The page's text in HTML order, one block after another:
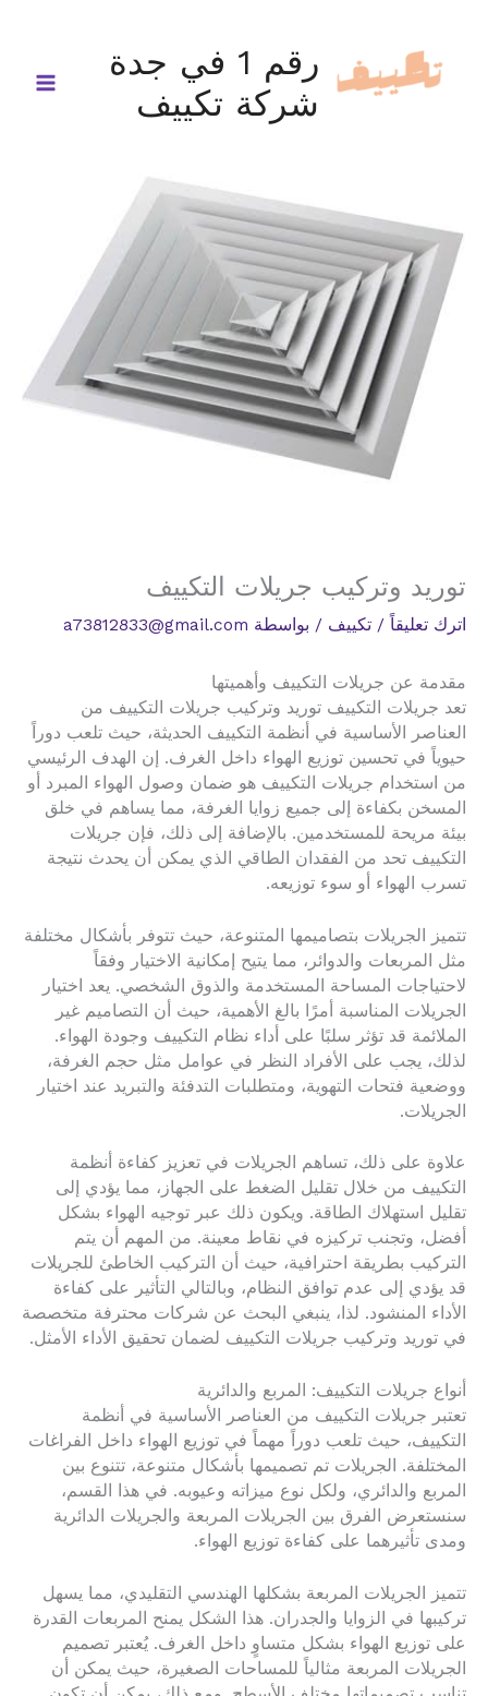
المحتوى
رقم 1 في جدة
شركة تكييف
توريد وتركيب جريلات التكييف
اترك تعليقاً / تكييف / بواسطة a73812833@gmail.com
مقدمة عن جريلات التكييف وأهميتها
تعد جريلات التكييف توريد وتركيب جريلات التكييف من
العناصر الأساسية في أنظمة التكييف الحديثة، حيث تلعب دوراً
حيوياً في تحسين توزيع الهواء داخل الغرف. إن الهدف الرئيسي
من استخدام جريلات التكييف هو ضمان وصول الهواء المبرد أو
المسخن بكفاءة إلى جميع زوايا الغرفة، مما يساهم في خلق
بيئة مريحة للمستخدمين. بالإضافة إلى ذلك، فإن جريلات
التكييف تحد من الفقدان الطاقي الذي يمكن أن يحدث نتيجة
تسرب الهواء أو سوء توزيعه.
تتميز الجريلات بتصاميمها المتنوعة، حيث تتوفر بأشكال مختلفة
مثل المربعات والدوائر، مما يتيح إمكانية الاختيار وفقاً
لاحتياجات المساحة المستخدمة والذوق الشخصي. يعد اختيار
الجريلات المناسبة أمرًا بالغ الأهمية، حيث أن التصاميم غير
الملائمة قد تؤثر سلبًا على أداء نظام التكييف وجودة الهواء.
لذلك، يجب على الأفراد النظر في عوامل مثل حجم الغرفة،
ووضعية فتحات التهوية، ومتطلبات التدفئة والتبريد عند اختيار
الجريلات.
علاوة على ذلك، تساهم الجريلات في تعزيز كفاءة أنظمة
التكييف من خلال تقليل الضغط على الجهاز، مما يؤدي إلى
تقليل استهلاك الطاقة. ويكون ذلك عبر توجيه الهواء بشكل
أفضل، وتجنب تركيزه في نقاط معينة. من المهم أن يتم
التركيب بطريقة احترافية، حيث أن التركيب الخاطئ للجريلات
قد يؤدي إلى عدم توافق النظام، وبالتالي التأثير على كفاءة
الأداء المنشود. لذا، ينبغي البحث عن شركات محترفة متخصصة
في توريد وتركيب جريلات التكييف لضمان تحقيق الأداء الأمثل.
أنواع جريلات التكييف: المربع والدائرية
تعتبر جريلات التكييف من العناصر الأساسية في أنظمة
التكييف، حيث تلعب دوراً مهماً في توزيع الهواء داخل الفراغات
المختلفة. الجريلات تم تصميمها بأشكال متنوعة، تتنوع بين
المربع والدائري، ولكل نوع ميزاته وعيوبه. في هذا القسم،
سنستعرض الفرق بين الجريلات المربعة والجريلات الدائرية
ومدى تأثيرهما على كفاءة توزيع الهواء.
تتميز الجريلات المربعة بشكلها الهندسي التقليدي، مما يسهل
تركيبها في الزوايا والجدران. هذا الشكل يمنح المربعات القدرة
على توزيع الهواء بشكل متساوٍ داخل الغرف. يُعتبر تصميم
الجريلات المربعة مثالياً للمساحات الصغيرة، حيث يمكن أن